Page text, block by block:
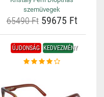
szemüvegek
65490 Ft59675 Ft
ÚJDONSÁG KEDVEZMÉNY